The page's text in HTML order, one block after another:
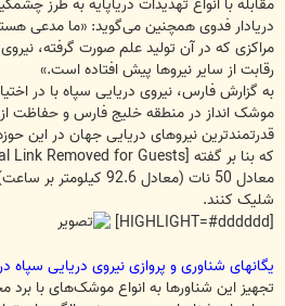
مقابله با انواع تهدیدات دریاپایه به طرز
دریادار فدوی همچنین می‌گوید: «ما مدعی
مراکزی که در آن تولید علم صورت گرفته،
رقابت از سایر نیروها پیش افتاده است.»
به گزارش فارس، نیروی دریایی سپاه با در
موشک انداز در منطقه خلیج فارس و حفاظت از
قدرتمندترین نیروهای دریایی جهان در این
که بنا بر گفته [External Link Removed for Guests]
معادل 50 نات (معادل
شلیک کنند.
[HIGHLIGHT=#dddddd]
یگانهای شناوری و پروازی نیروی دریایی سپاه
تجهیز این شناورها به انواع موشک‌های با برد